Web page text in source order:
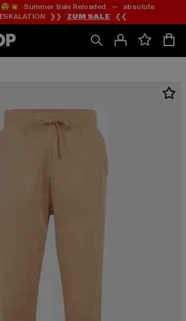
Zum
Inhalt
springen
Zum
Fußzeile
springen
Summer Sale Reloaded — absolute
❯❯ ZUM SALE ❮❮